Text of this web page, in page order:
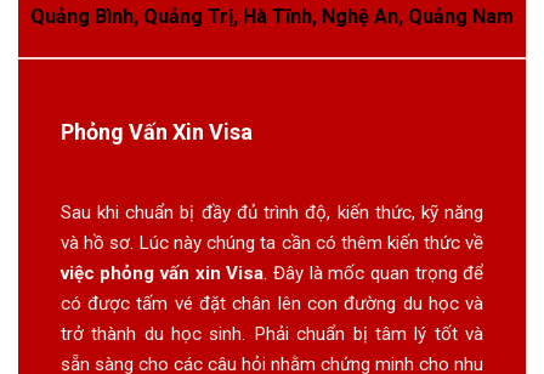
Quảng Bình, Quảng Trị, Hà Tĩnh, Nghệ An, Quảng Nam
Phỏng Vấn Xin Visa
Sau khi chuẩn bị đầy đủ trình độ, kiến thức, kỹ năng
và hồ sơ. Lúc này chúng ta cần có thêm kiến thức về
việc phỏng vấn xin Visa. Đây là mốc quan trọng để
có được tấm vé đặt chân lên con đường du học và
trở thành du học sinh. Phải chuẩn bị tâm lý tốt và
sẵn sàng cho các câu hỏi nhằm chứng minh cho nhu